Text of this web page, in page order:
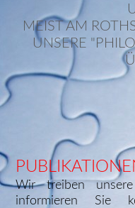
MEIST AM
UNSERE
Wir treiben
informieren Sie